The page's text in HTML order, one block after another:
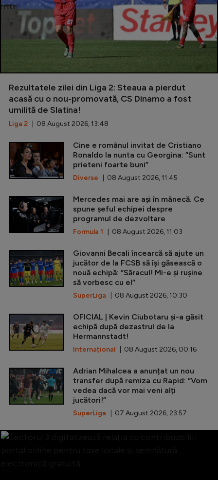
Rezultatele zilei din Liga 2: Steaua a pierdut
acasă cu o nou-promovată, CS Dinamo a fost
umilită de Slatina!
Liga 2 | 08 August 2026, 13:48
Cine e românul invitat de Cristiano
Ronaldo la nunta cu Georgina: ”Sunt
prieteni foarte buni”
Diverse | 08 August 2026, 11:45
Mercedes mai are ași în mânecă. Ce
spune șeful echipei despre
programul de dezvoltare
Formula 1 | 08 August 2026, 11:03
Giovanni Becali încearcă să ajute un
jucător de la FCSB să își găsească o
nouă echipă: ”Săracul! Mi-e și rușine
să vorbesc cu el”
SuperLiga | 08 August 2026, 10:30
OFICIAL | Kevin Ciubotaru și-a găsit
echipă după dezastrul de la
Hermannstadt!
Internațional | 08 August 2026, 00:16
Adrian Mihalcea a anunțat un nou
transfer după remiza cu Rapid: ”Vom
vedea dacă vor mai veni alți
jucători!”
SuperLiga | 07 August 2026, 23:57